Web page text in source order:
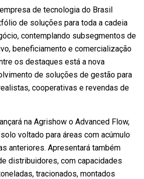
de tecnologia do Brasil
de soluções para toda a cadeia
contemplando subsegmentos de
beneficiamento e comercialização
os destaques está a nova
de soluções de gestão para
cooperativas e revendas de
na Agrishow o Advanced Flow,
voltado para áreas com acúmulo
anteriores. Apresentará também
distribuidores, com capacidades
tracionados, montados